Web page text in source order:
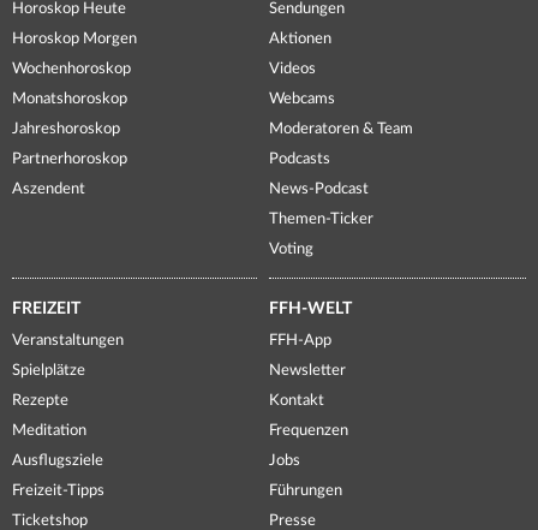
Horoskop Heute
Horoskop Morgen
Wochenhoroskop
Monatshoroskop
Jahreshoroskop
Partnerhoroskop
Aszendent
Sendungen
Aktionen
Videos
Webcams
Moderatoren & Team
Podcasts
News-Podcast
Themen-Ticker
Voting
FREIZEIT
Veranstaltungen
Spielplätze
Rezepte
Meditation
Ausflugsziele
Freizeit-Tipps
Ticketshop
FFH-WELT
FFH-App
Newsletter
Kontakt
Frequenzen
Jobs
Führungen
Presse